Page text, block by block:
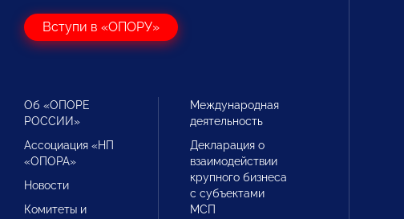
Вступи в «ОПОРУ»
Об «ОПОРЕ
РОССИИ»
Ассоциация «НП
«ОПОРА»
Новости
Комитеты и
Международная
деятельность
Декларация о
взаимодействии
крупного бизнеса
с субъектами
МСП